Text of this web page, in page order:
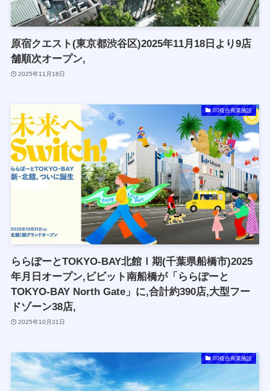
原宿クエスト(東京都渋谷区)2025年11月18日より9店
舗順次オープン,
2025年11月18日
00複合商業施設
ららぽーとTOKYO-BAY北館Ⅰ期(千葉県船橋市)2025
年月日オープン,ビビット南船橋が「ららぽーと
TOKYO-BAY North Gate」に,合計約390店,大型フー
ドゾーン38店,
2025年10月31日
00複合商業施設